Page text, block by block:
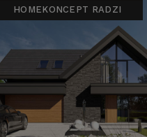
HOMEKONCEPT RADZI